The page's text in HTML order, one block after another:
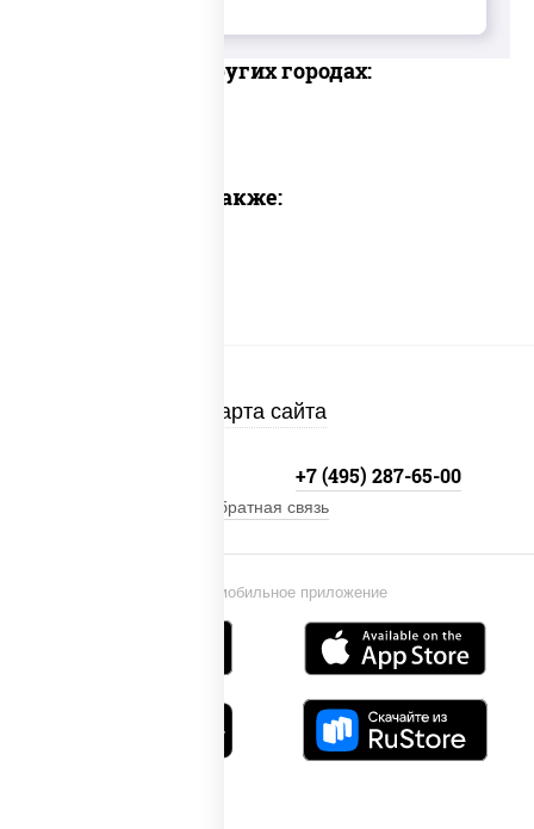
Доставка в других городах:
Предлагаем также:
Карта сайта
Установи мобильное приложение
+7 (495) 287-65-00
Обратная связь